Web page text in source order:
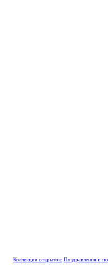
Коллекции открыток: Поздравления и